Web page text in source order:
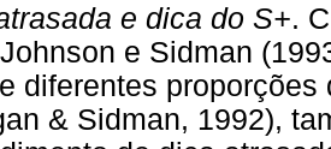
e dica do S+.
e Sidman
diferentes
& Sidman, 1992),